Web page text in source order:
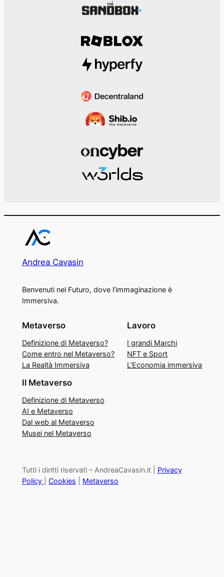
Andrea Cavasin
Benvenuti nel Futuro, dove l’immaginazione è
Immersiva.
Metaverso
Definizione di Metaverso?
Come entro nel Metaverso?
La Realtà Immersiva
Lavoro
I grandi Marchi
NFT e Sport
L’Economia immersiva
Il Metaverso
Definizione di Metaverso
AI e Metaverso
Dal web al Metaverso
Musei nel Metaverso
Tutti i diritti riservati – AndreaCavasin.it | Privacy
Policy
Cookies Metaverso